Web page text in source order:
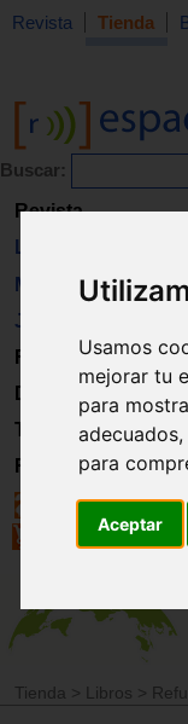
Usamos
mejorar tu
para
para
Aceptar
Revista Tienda
Buscar:
Revista
Libros
Material
Juguetes
Formación
Directorio
Trabajo
Registro
Tienda > Libros >